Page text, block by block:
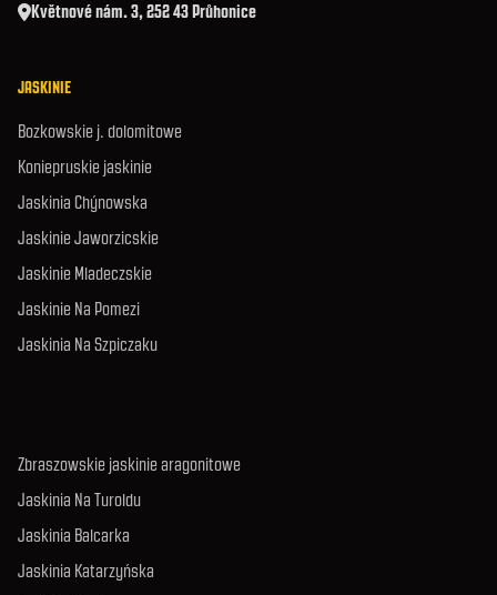
Květnové nám. 3, 252 43 Průhonice
JASKINIE
Bozkowskie j. dolomitowe
Koniepruskie jaskinie
Jaskinia Chýnowska
Jaskinie Jaworzicskie
Jaskinie Mladeczskie
Jaskinie Na Pomezi
Jaskinia Na Szpiczaku
Zbraszowskie jaskinie aragonitowe
Jaskinia Na Turoldu
Jaskinia Balcarka
Jaskinia Katarzyńska